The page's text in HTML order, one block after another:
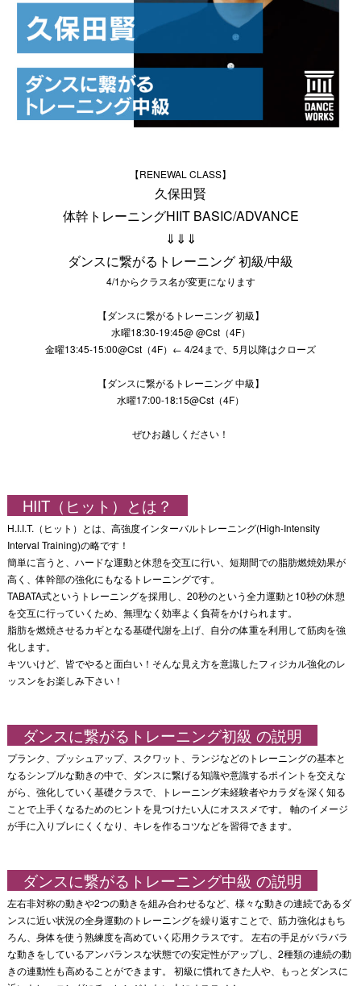
【RENEWAL CLASS】
久保田賢
体幹トレーニングHIIT BASIC/ADVANCE
⇓⇓⇓
ダンスに繋がるトレーニング 初級/中級
4/1からクラス名が変更になります
【ダンスに繋がるトレーニング 初級】
水曜18:30-19:45@ @Cst（4F）
金曜13:45-15:00@Cst（4F）← 4/24まで、5月以降はクローズ
【ダンスに繋がるトレーニング 中級】
水曜17:00-18:15@Cst（4F）
ぜひお越しください！
HIIT（ヒット）とは？
H.I.I.T.（ヒット）とは、高強度インターバルトレーニング(High-Intensity
Interval Training)の略です！
簡単に言うと、ハードな運動と休憩を交互に行い、短期間での脂肪燃焼効果が
高く、体幹部の強化にもなるトレーニングです。
TABATA式というトレーニングを採用し、20秒のという全力運動と10秒の休憩
を交互に行っていくため、無理なく効率よく負荷をかけられます。
脂肪を燃焼させるカギとなる基礎代謝を上げ、自分の体重を利用して筋肉を強
化します。
キツいけど、皆でやると面白い！そんな見え方を意識したフィジカル強化のレ
ッスンをお楽しみ下さい！
ダンスに繋がるトレーニング初級 の説明
プランク、プッシュアップ、スクワット、ランジなどのトレーニングの基本と
なるシンプルな動きの中で、ダンスに繋げる知識や意識するポイントを交えな
がら、強化していく基礎クラスで、トレーニング未経験者やカラダを深く知る
ことで上手くなるためのヒントを見つけたい人にオススメです。 軸のイメージ
が手に入りブレにくくなり、キレを作るコツなどを習得できます。
ダンスに繋がるトレーニング中級 の説明
左右非対称の動きや2つの動きを組み合わせるなど、様々な動きの連続であるダ
ンスに近い状況の全身運動のトレーニングを繰り返すことで、筋力強化はもち
ろん、身体を使う熟練度を高めていく応用クラスです。 左右の手足がバラバラ
な動きをしているアンバランスな状態での安定性がアップし、2種類の連続の動
きの連動性も高めることができます。 初級に慣れてきた人や、もっとダンスに